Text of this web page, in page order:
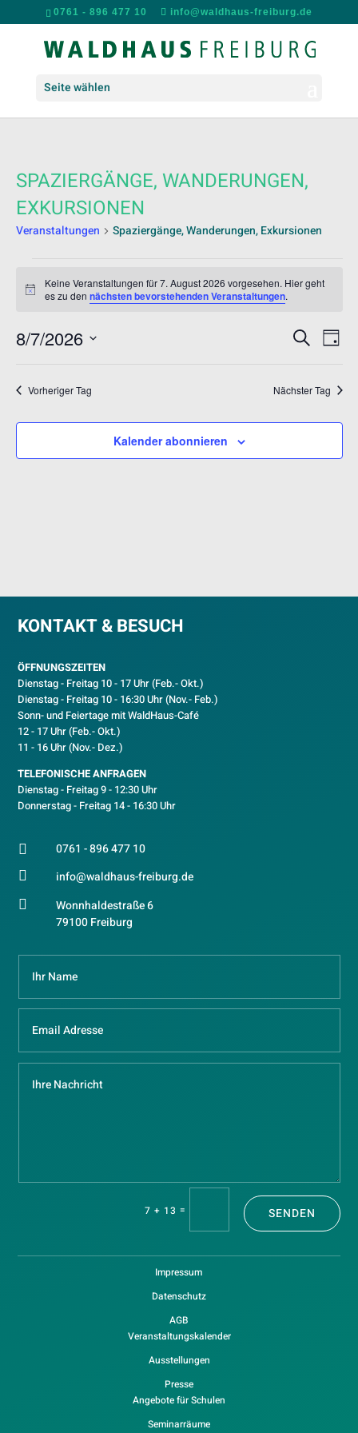
0761 - 896 477 10 info@waldhaus-freiburg.de
Seite wählen
SPAZIERGÄNGE, WANDERUNGEN,
EXKURSIONEN
Veranstaltungen Spaziergänge, Wanderungen, Exkursionen
FÜR
AUGUST
2026
Hinweis
Keine Veranstaltungen für 7. August 2026 vorgesehen. Hier geht
es zu den nächsten bevorstehenden Veranstaltungen.
SUCHE
SucheTag
8/7/2026
Vorheriger Tag Nächster Tag
Kalender abonnieren
KONTAKT & BESUCH
ÖFFNUNGSZEITEN
Dienstag - Freitag 10 - 17 Uhr (Feb.- Okt.)
Dienstag - Freitag 10 - 16:30 Uhr (Nov.- Feb.)
Sonn- und Feiertage mit WaldHaus-Café
12 - 17 Uhr (Feb.- Okt.)
11 - 16 Uhr (Nov.- Dez.)
TELEFONISCHE ANFRAGEN
Dienstag - Freitag 9 - 12:30 Uhr
Donnerstag - Freitag 14 - 16:30 Uhr
 0761 - 896 477 10
 info@waldhaus-freiburg.de

Wonnhaldestraße 6
79100 Freiburg
7 + 13 = SENDEN
Impressum
Datenschutz
AGB
Veranstaltungskalender
Ausstellungen
Presse
Angebote für Schulen
Seminarräume